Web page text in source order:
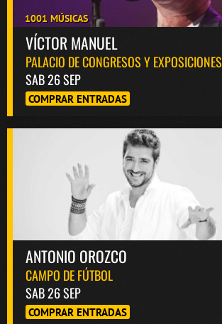
1001 MÚSICAS
VÍCTOR MANUEL
PALACIO DE CONGRESOS Y EXPOSICIONES
SAB 26 SEP
COMPRAR ENTRADAS
ANTONIO OROZCO
CAMPO DE FÚTBOL
SAB 26 SEP
COMPRAR ENTRADAS